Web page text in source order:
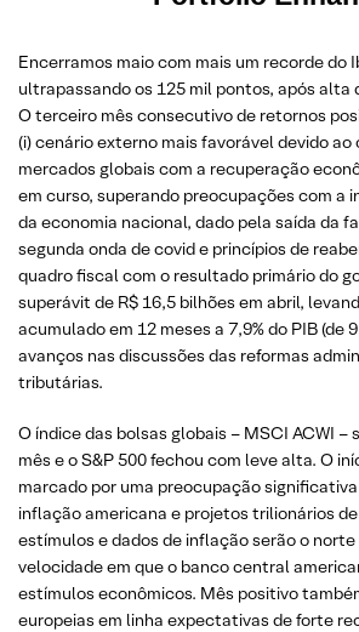
Encerramos maio com mais um recorde do
ultrapassando os 125 mil pontos, após alta
O terceiro mês consecutivo de retornos
(i) cenário externo mais favorável devido ao
mercados globais com a recuperação
em curso, superando preocupações com a
da economia nacional, dado pela saída da
segunda onda de covid e princípios de
quadro fiscal com o resultado primário do
superávit de R$ 16,5 bilhões em abril,
acumulado em 12 meses a 7,9% do PIB (de
avanços nas discussões das reformas
tributárias.
O índice das bolsas globais – MSCI ACWI –
mês e o S&P 500 fechou com leve alta. O
marcado por uma preocupação
inflação americana e projetos trilionários de
estímulos e dados de inflação serão o
velocidade em que o banco central
estímulos econômicos. Mês positivo
europeias em linha expectativas de forte